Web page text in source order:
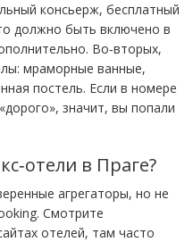
консьерж, бесплатный
должно быть включено в
Во‑вторых,
мраморные ванные,
постель. Если в номере
значит, вы попали
в Праге?
агрегаторы, но не
Смотрите
отелей, там часто